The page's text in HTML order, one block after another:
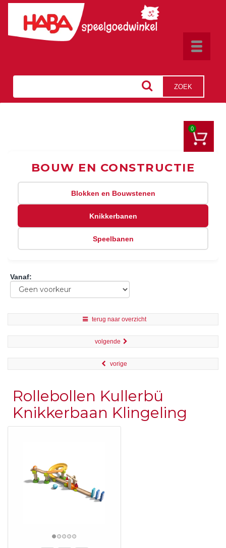
Toggle
ZOEK
0
BOUW EN CONSTRUCTIE
Blokken en Bouwstenen
Knikkerbanen
Speelbanen
Vanaf:
terug naar overzicht
volgende
vorige
Rollebollen Kullerbü
Knikkerbaan Klingeling